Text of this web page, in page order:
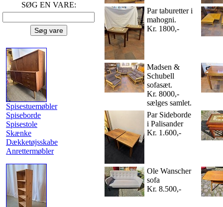
SØG EN VARE:
Spisestuemøbler
Spiseborde
Spisestole
Skænke
Dækketøjsskabe
Anrettermøbler
Par taburetter i
mahogni.
Kr. 1800,-
Madsen &
Schubell
sofasæt.
Kr. 8000,-
sælges samlet.
Par Sideborde
i Palisander
Kr. 1.600,-
Ole Wanscher
sofa
Kr. 8.500,-